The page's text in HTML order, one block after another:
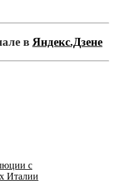
в Яндекс.Дзене
с
Италии